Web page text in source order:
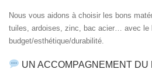
Nous vous aidons à choisir les bons
tuiles, ardoises, zinc, bac acier… avec le
budget/esthétique/durabilité.
UN ACCOMPAGNEMENT DU